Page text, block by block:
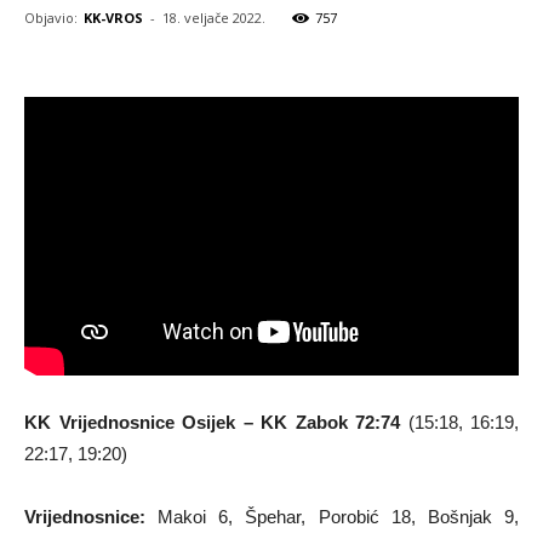
Objavio: KK-VROS - 18. veljače 2022. 757
KK Vrijednosnice Osijek – KK Zabok 72:74(15:18, 16:19,
22:17, 19:20)
Vrijednosnice: Makoi 6, Špehar, Porobić 18, Bošnjak 9,